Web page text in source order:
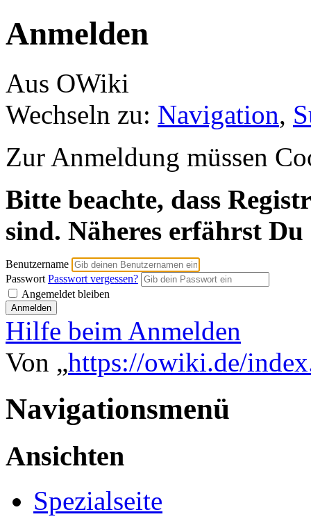
Anmelden
Aus OWiki
Wechseln zu: Navigation,
Zur Anmeldung müssen
Bitte beachte, dass
sind. Näheres erfährst
Benutzername
Passwort Passwort vergessen?
Angemeldet bleiben
Hilfe beim Anmelden
Von „https://owiki.de/
Navigationsmenü
Ansichten
Spezialseite